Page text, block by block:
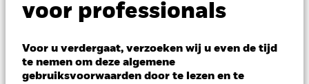
voor professionals
Voor u verdergaat, verzoeken wij u even de tijd
te nemen om deze algemene
gebruiksvoorwaarden door te lezen en te
NAV per 07/aug/2026